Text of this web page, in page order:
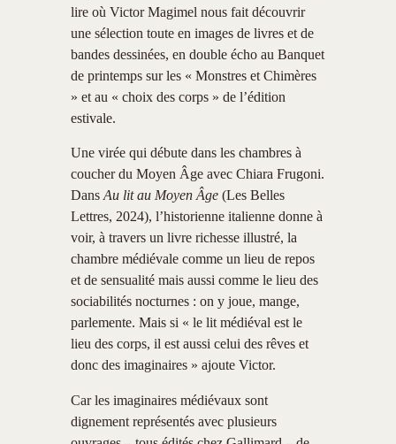
lire où Victor Magimel nous fait découvrir
une sélection toute en images de livres et de
bandes dessinées, en double écho au Banquet
de printemps sur les « Monstres et Chimères
» et au « choix des corps » de l’édition
estivale.
Une virée qui débute dans les chambres à
coucher du Moyen Âge avec Chiara Frugoni.
Dans Au lit au Moyen Âge (Les Belles
Lettres, 2024), l’historienne italienne donne à
voir, à travers un livre richesse illustré, la
chambre médiévale comme un lieu de repos
et de sensualité mais aussi comme le lieu des
sociabilités nocturnes : on y joue, mange,
parlemente. Mais si « le lit médiéval est le
lieu des corps, il est aussi celui des rêves et
donc des imaginaires » ajoute Victor.
Car les imaginaires médiévaux sont
dignement représentés avec plusieurs